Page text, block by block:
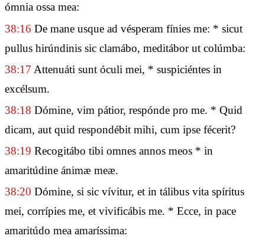
ómnia ossa mea:
38:16 De mane usque ad vésperam fínies me: * sicut
pullus hirúndinis sic clamábo, meditábor ut colúmba:
38:17 Attenuáti sunt óculi mei, * suspiciéntes in
excélsum.
38:18 Dómine, vim pátior, respónde pro me. * Quid
dicam, aut quid respondébit mihi, cum ipse fécerit?
38:19 Recogitábo tibi omnes annos meos * in
amaritúdine ánimæ meæ.
38:20 Dómine, si sic vívitur, et in tálibus vita spíritus
mei, corrípies me, et vivificábis me. * Ecce, in pace
amaritúdo mea amaríssima: